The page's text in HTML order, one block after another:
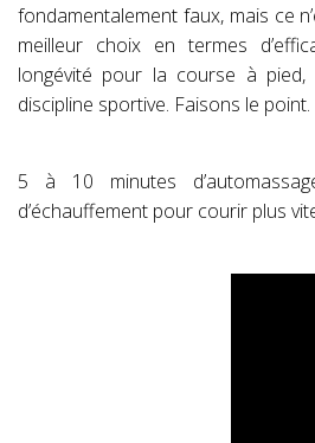
fondamentalement faux, mais ce
meilleur choix en termes
longévité pour la course à
discipline sportive. Faisons le point.
5 à 10 minutes
d’échauffement pour courir plus